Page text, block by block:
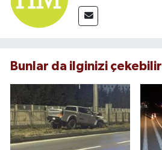
Bunlar da ilginizi çekebilir